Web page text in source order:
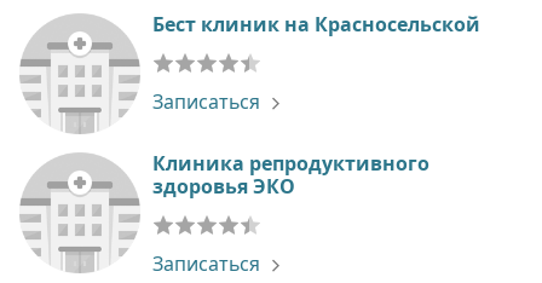
Бест клиник на Красносельской
Записаться
Клиника репродуктивного
здоровья ЭКО
Записаться